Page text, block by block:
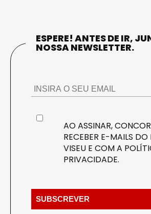
ESPERE! ANTES DE IR,
NOSSA NEWSLETTER.
AO ASSINAR,
RECEBER E-MAILS
VISEU E COM A
PRIVACIDADE.